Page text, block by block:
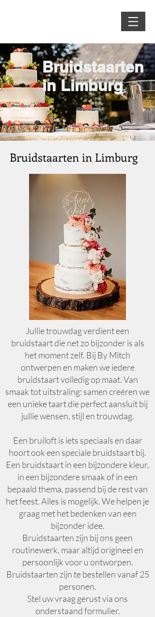
Bruidstaarten
in Limburg
Bruidstaarten in Limburg
Jullie trouwdag verdient een
bruidstaart die net zo bijzonder is als
het moment zelf. Bij By Mitch
ontwerpen en maken we iedere
bruidstaart volledig op maat. Van
smaak tot uitstraling: samen creëren we
een unieke taart die perfect aansluit bij
jullie wensen, stijl en trouwdag.
Een bruiloft is iets speciaals en daar
hoort ook een speciale bruidstaart bij.
Een bruidstaart in een bijzondere kleur,
in een bijzondere smaak of in een
bepaald thema, passend bij de rest van
het feest. Alles is mogelijk. We helpen je
graag met het bedenken van een
bijzonder idee.
Bruidstaarten zijn bij ons geen
routinewerk, maar altijd origineel en
persoonlijk voor u ontworpen.
Bruidstaarten zijn te bestellen vanaf 25
personen.
Stel uw vraag gerust via ons
onderstaand formulier.